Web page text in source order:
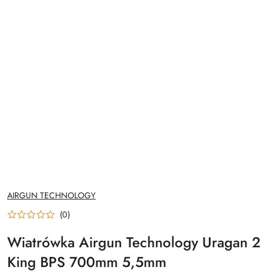
NAZWA
PRODUCENTA:
AIRGUN TECHNOLOGY
(0)
Wiatrówka Airgun Technology Uragan 2
King BPS 700mm 5,5mm